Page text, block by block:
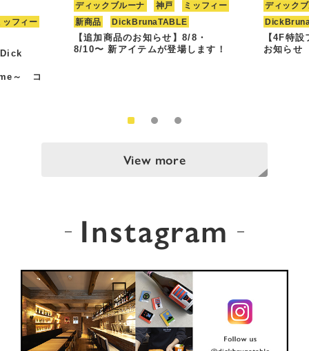
ッフィー
～ コ
ディックブルーナ
神戸
ミッフィー
新商品
DickBrunaTABLE
【追加商品のお知らせ】8/8・
8/10〜 新アイテムが登場します！
ディック
【4F特
お知らせ
View more
Instagram